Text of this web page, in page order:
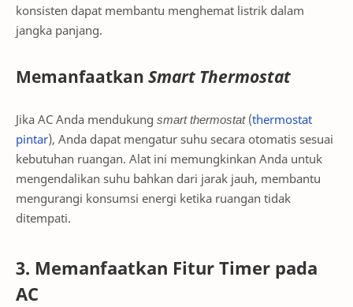
konsisten dapat membantu menghemat listrik dalam
jangka panjang.
Memanfaatkan Smart Thermostat
Jika AC Anda mendukung smart thermostat(thermostat
pintar), Anda dapat mengatur suhu secara otomatis sesuai
kebutuhan ruangan. Alat ini memungkinkan Anda untuk
mengendalikan suhu bahkan dari jarak jauh, membantu
mengurangi konsumsi energi ketika ruangan tidak
ditempati.
3. Memanfaatkan Fitur Timer pada
AC